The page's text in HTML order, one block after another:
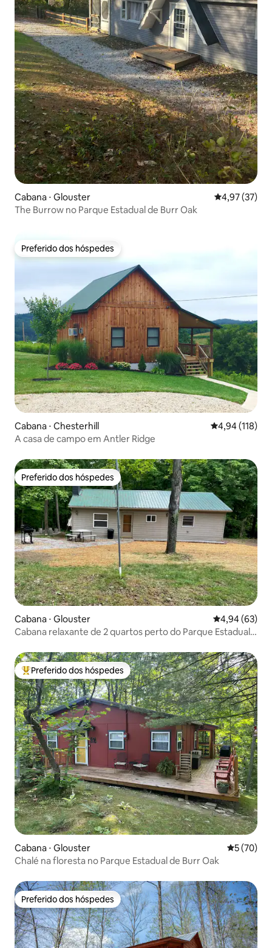
Cabana ⋅ Glouster 4,97 de uma
4,97 (37)
The Burrow no Parque Estadual de Burr Oak
Preferido dos hóspedes
Preferido dos hóspedes
Cabana ⋅ Chesterhill 4,94 de uma
4,94 (118)
A casa de campo em Antler Ridge
Preferido dos hóspedes
Preferido dos hóspedes
Cabana ⋅ Glouster 4,94 de uma
4,94 (63)
Cabana relaxante de 2 quartos perto do Parque Estadual
Entre os melhores preferidos dos hóspedes
Preferido dos hóspedes
Cabana ⋅ Glouster 5 de uma
5 (70)
Chalé na floresta no Parque Estadual de Burr Oak
Preferido dos hóspedes
Preferido dos hóspedes